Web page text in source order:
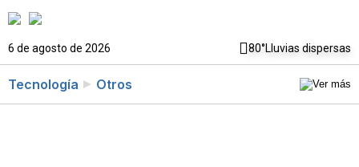
6 de agosto de 2026 80°Lluvias dispersas
Tecnología Otros